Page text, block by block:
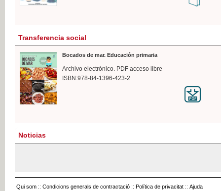
Transferencia social
Bocados de mar. Educación primaria
Archivo electrónico. PDF acceso libre
ISBN:978-84-1396-423-2
Noticias
Qui som :: Condicions generals de contractació :: Política de privacitat :: Ajuda